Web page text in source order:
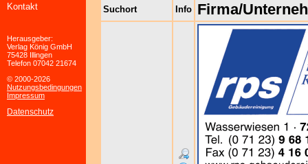
Kontakt
Herausgeber:
Verlag König GmbH
75428 Illingen
Telefon 07042 21674
© 2000-2026
Nutzungsbedingungen
Impressum
Datenschutz
Suchort Info Firma/